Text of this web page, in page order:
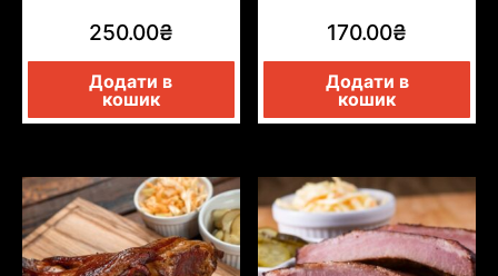
250.00₴
Додати в
кошик
170.00₴
Додати в
кошик